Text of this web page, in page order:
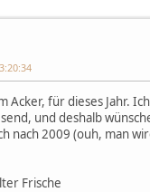
Acker, für dieses Jahr.
und deshalb
nach 2009 (ouh, man
Frische